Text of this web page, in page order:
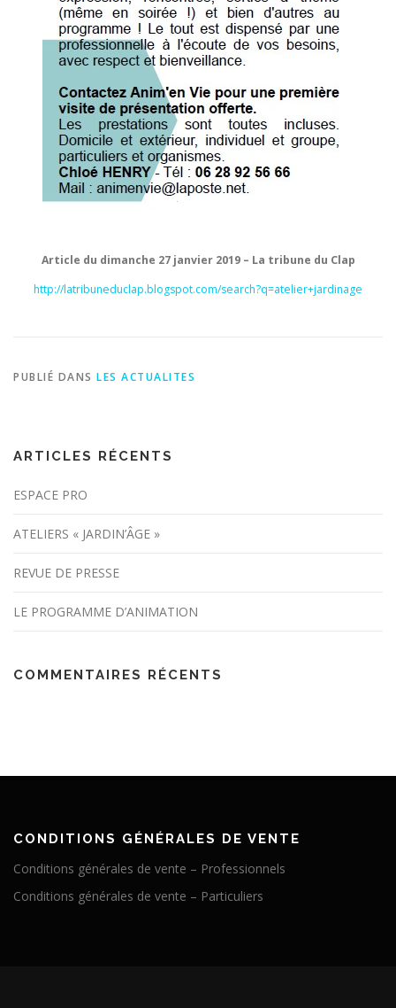
Article du dimanche 27 janvier 2019 – La tribune du Clap
http://latribuneduclap.blogspot.com/search?q=atelier+jardinage
PUBLIÉ DANS LES ACTUALITES
ARTICLES RÉCENTS
ESPACE PRO
ATELIERS « JARDIN’ÂGE »
REVUE DE PRESSE
LE PROGRAMME D’ANIMATION
COMMENTAIRES RÉCENTS
CONDITIONS GÉNÉRALES DE VENTE
Conditions générales de vente – Professionnels
Conditions générales de vente – Particuliers